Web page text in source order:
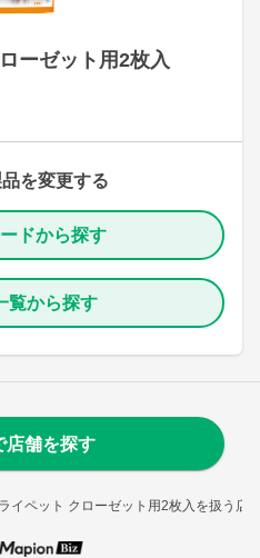
イペット クローゼット用2枚入を扱う店
ーゼット用2枚入
を変更する
ドから探す
覧から探す
店舗を探す